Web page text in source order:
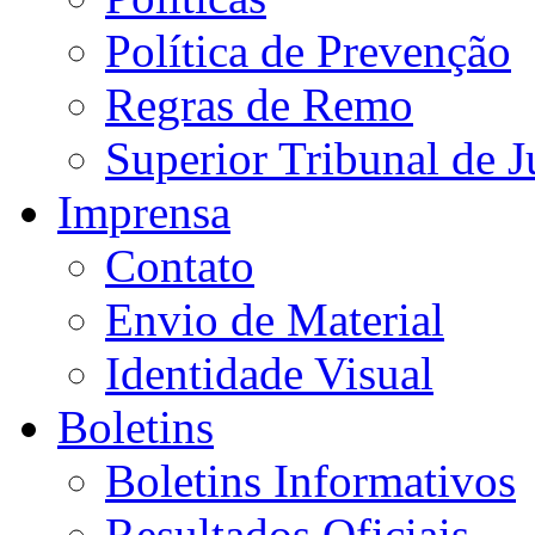
Política de Prevenção
Regras de Remo
Superior Tribunal de
Imprensa
Contato
Envio de Material
Identidade Visual
Boletins
Boletins Informativos